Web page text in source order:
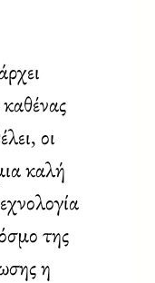
οι
καλή
της
η